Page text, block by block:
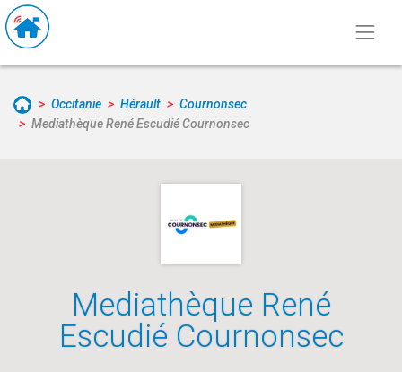
Occitanie Hérault
Cournonsec
Mediathèque René Escudié Cournonsec
Mediathèque René
Escudié Cournonsec